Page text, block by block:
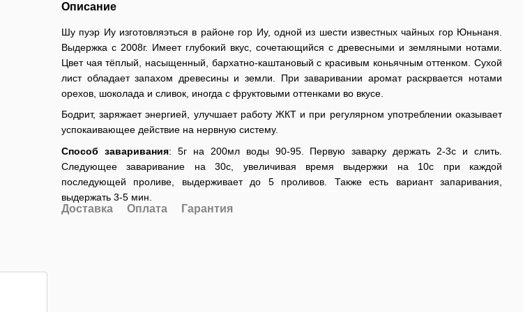
Описание
Шу пуэр Иу изготовляэться в районе гор Иу, одной из шести известных чайных гор Юньнаня.
Выдержка с 2008г. Имеет глубокий вкус, сочетающийся с древесными и земляными нотами.
Цвет чая тёплый, насыщенный, бархатно-каштановый с красивым коньячным оттенком. Сухой
лист обладает запахом древесины и земли. При заваривании аромат раскрвается нотами
орехов, шоколада и сливок, иногда с фруктовыми оттенками во вкусе.
Бодрит, заряжает энергией, улучшает работу ЖКТ и при регулярном употреблении оказывает
успокаивающее действие на нервную систему.
Способ заваривания: 5г на 200мл воды 90-95. Первую заварку держать 2-3с и слить.
Следующее заваривание на 30с, увеличивая время выдержки на 10с при каждой
последующей проливе, выдерживает до 5 проливов. Также есть вариант запаривания,
выдержать 3-5 мин.
Доставка Оплата Гарантия